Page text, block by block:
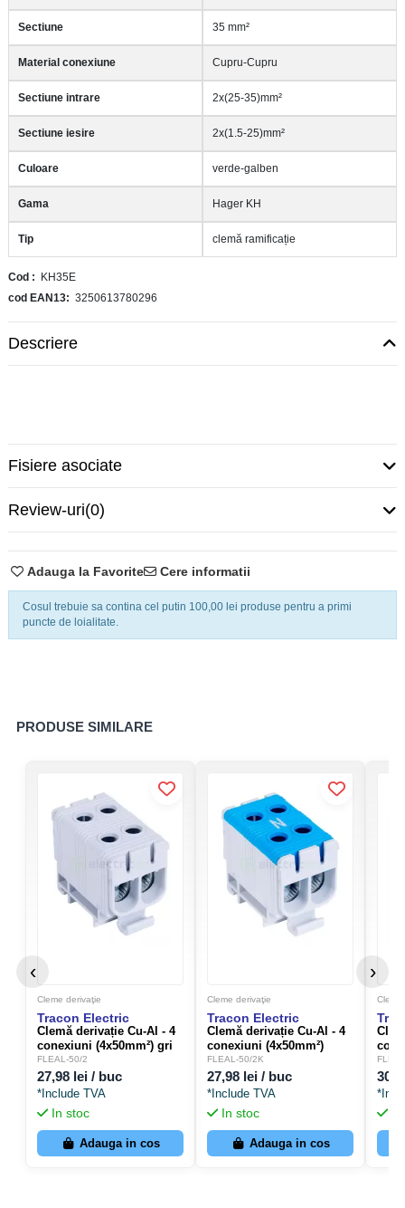
Adauga la Favorite
Cosul trebuie sa contina cel putin 100,00 lei produse pentru a primi
puncte de loialitate.
Cere informatii
Sectiune 35 mm²
Material conexiune Cupru-Cupru
Sectiune intrare 2x(25-35)mm²
Sectiune iesire 2x(1.5-25)mm²
Culoare verde-galben
Gama Hager KH
Tip clemă ramificație
Cod
KH35E
cod EAN13
3250613780296
Descriere
Fisiere asociate
Review-uri(0)
PRODUSE SIMILARE
‹
Cleme derivaţie
Tracon Electric
Clemă derivație Cu-Al - 4
conexiuni (4x50mm²) gri
FLEAL - Tracon Electric
FLEAL-50/2
FLEAL-50/2
27,98 lei / buc
*Include TVA
In stoc
Adauga in cos
Cleme derivaţie
Tracon Electric
Clemă derivație Cu-Al - 4
conexiuni (4x50mm²)
albastru FLEAL - Tracon
Electric FLEAL-50/2K
FLEAL-50/2K
27,98 lei / buc
*Include TVA
In stoc
Adauga in cos
50/
In
›